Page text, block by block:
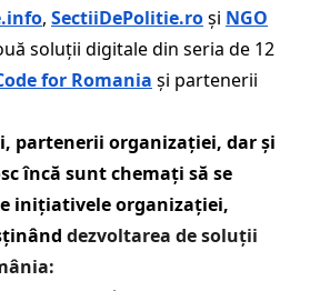
, SectiiDePolitie.roși NGO
soluții digitale din seria de 12
for Romania și partenerii
partenerii organizației, dar și
încă sunt chemați să se
inițiativele organizației,
dezvoltarea de soluții